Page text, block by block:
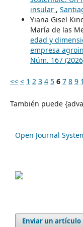
insular ,
Yiana Gisel
María de las
edad y
empresa
Núm. 167
<< < 1 2 3 4 5 6 7 8 9
También puede
Open Journal
Enviar un artículo